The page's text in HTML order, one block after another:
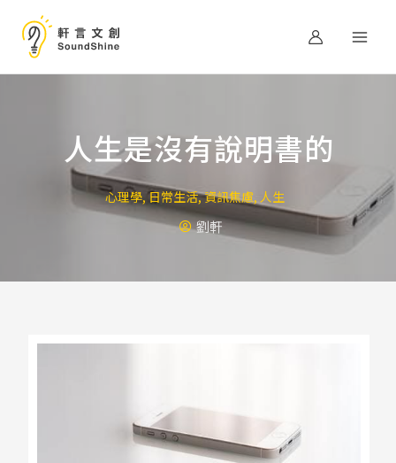
要
人生是沒有說明書的
心理學, 日常生活,資訊焦慮, 人生
劉軒